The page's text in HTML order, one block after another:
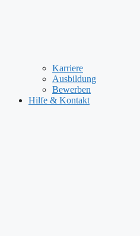
Karriere
Ausbildung
Bewerben
Hilfe & Kontakt